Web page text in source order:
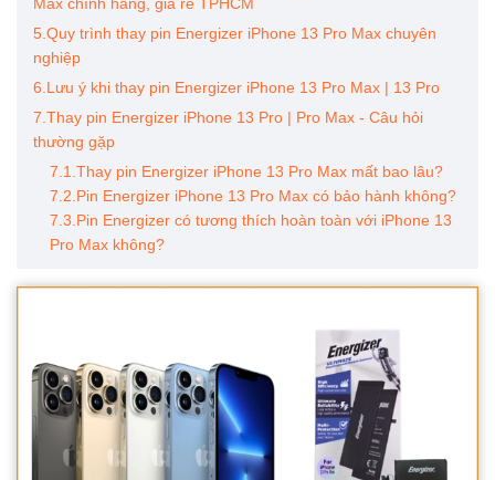
5.Quy trình thay pin Energizer iPhone 13 Pro Max chuyên
nghiệp
6.Lưu ý khi thay pin Energizer iPhone 13 Pro Max | 13 Pro
7.Thay pin Energizer iPhone 13 Pro | Pro Max - Câu hỏi
thường gặp
7.1.Thay pin Energizer iPhone 13 Pro Max mất bao lâu?
7.2.Pin Energizer iPhone 13 Pro Max có bảo hành không?
7.3.Pin Energizer có tương thích hoàn toàn với iPhone 13
Pro Max không?